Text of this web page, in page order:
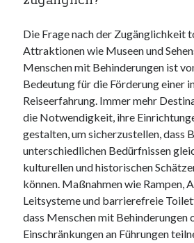
Die Frage nach der Zugänglichkeit
Attraktionen wie Museen und
Menschen mit Behinderungen ist
Bedeutung für die Förderung einer
Reiseerfahrung. Immer mehr
die Notwendigkeit, ihre
gestalten, um sicherzustellen, dass
unterschiedlichen Bedürfnissen
kulturellen und historischen
können. Maßnahmen wie Rampen,
Leitsysteme und barrierefreie
dass Menschen mit Behinderungen
Einschränkungen an Führungen